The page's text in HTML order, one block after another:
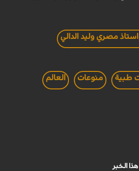
مصري وليد الدالي
طبية منوعات العالم
الخبر